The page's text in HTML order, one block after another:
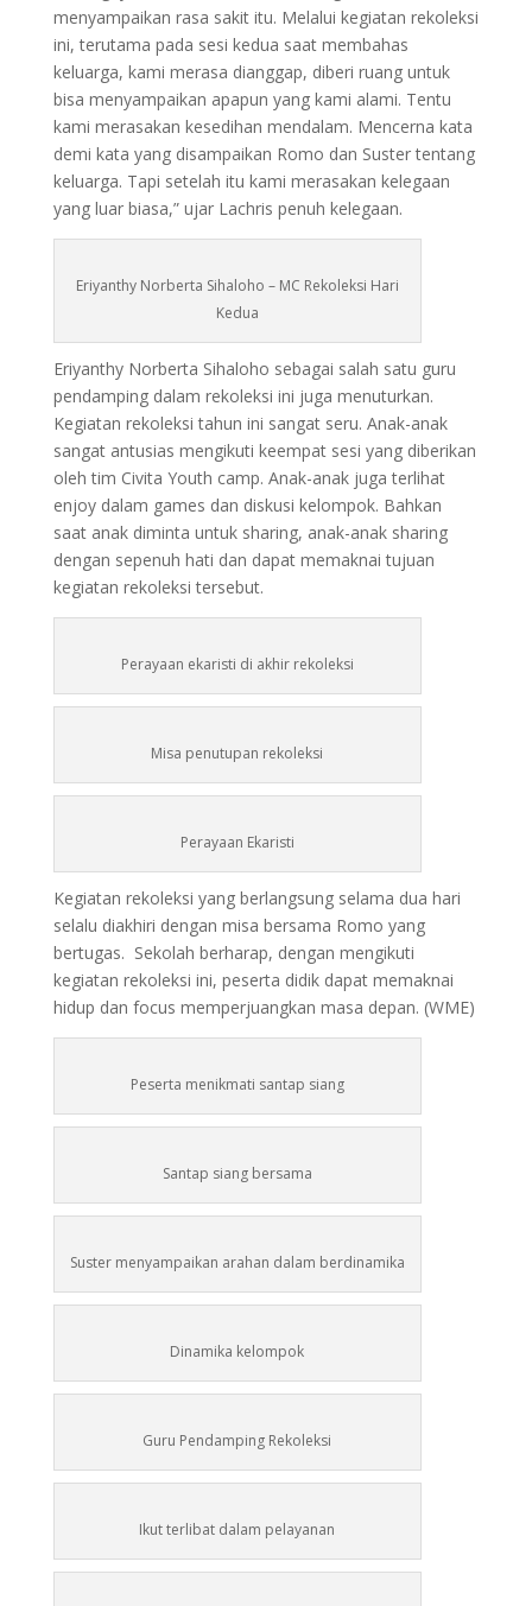
menyampaikan rasa sakit itu. Melalui kegiatan rekoleksi
ini, terutama pada sesi kedua saat membahas
keluarga, kami merasa dianggap, diberi ruang untuk
bisa menyampaikan apapun yang kami alami. Tentu
kami merasakan kesedihan mendalam. Mencerna kata
demi kata yang disampaikan Romo dan Suster tentang
keluarga. Tapi setelah itu kami merasakan kelegaan
yang luar biasa,” ujar Lachris penuh kelegaan.
Eriyanthy Norberta Sihaloho – MC Rekoleksi Hari
Kedua
Eriyanthy Norberta Sihaloho sebagai salah satu guru
pendamping dalam rekoleksi ini juga menuturkan.
Kegiatan rekoleksi tahun ini sangat seru. Anak-anak
sangat antusias mengikuti keempat sesi yang diberikan
oleh tim Civita Youth camp. Anak-anak juga terlihat
enjoy dalam games dan diskusi kelompok. Bahkan
saat anak diminta untuk sharing, anak-anak sharing
dengan sepenuh hati dan dapat memaknai tujuan
kegiatan rekoleksi tersebut.
Perayaan ekaristi di akhir rekoleksi
Misa penutupan rekoleksi
Perayaan Ekaristi
Kegiatan rekoleksi yang berlangsung selama dua hari
selalu diakhiri dengan misa bersama Romo yang
bertugas. Sekolah berharap, dengan mengikuti
kegiatan rekoleksi ini, peserta didik dapat memaknai
hidup dan focus memperjuangkan masa depan. (WME)
Peserta menikmati santap siang
Santap siang bersama
Suster menyampaikan arahan dalam berdinamika
Dinamika kelompok
Guru Pendamping Rekoleksi
Ikut terlibat dalam pelayanan